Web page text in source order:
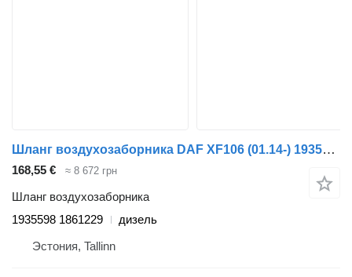
Шланг воздухозаборника DAF XF106 (01.14-) 1935598 1861229 для тягача DAF XF106 (2014-)
168,55 € ≈ 8 672 грн
Шланг воздухозаборника
1935598 1861229
дизель
Эстония, Tallinn